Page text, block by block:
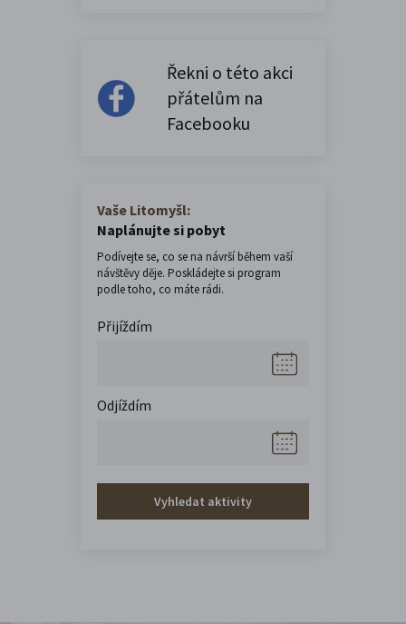
Řekni o této akci
přátelům na
Facebooku
Vaše Litomyšl:
Naplánujte si pobyt
Podívejte se, co se na návrší během vaší
návštěvy děje. Poskládejte si program
podle toho, co máte rádi.
Přijíždím
Odjíždím
Vyhledat aktivity